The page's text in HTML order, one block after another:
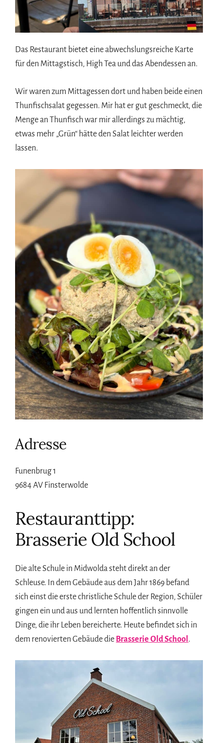
Das Restaurant bietet eine abwechslungsreiche Karte
für den Mittagstisch, High Tea und das Abendessen an.
Wir waren zum Mittagessen dort und haben beide einen
Thunfischsalat gegessen. Mir hat er gut geschmeckt, die
Menge an Thunfisch war mir allerdings zu mächtig,
etwas mehr „Grün“ hätte den Salat leichter werden
lassen.
Adresse
Funenbrug 1
9684 AV Finsterwolde
Restauranttipp:
Brasserie Old School
Die alte Schule in Midwolda steht direkt an der
Schleuse. In dem Gebäude aus dem Jahr 1869 befand
sich einst die erste christliche Schule der Region, Schüler
gingen ein und aus und lernten hoffentlich sinnvolle
Dinge, die ihr Leben bereicherte. Heute befindet sich in
dem renovierten Gebäude die Brasserie Old School.